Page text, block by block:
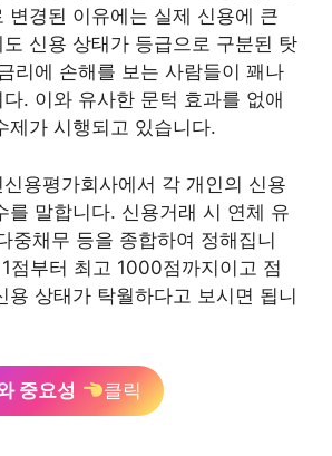
변경된 이유에는 실제 신용에 큰
신용 상태가 등급으로 구분된 탓
리에 손해를 보는 사람들이 꽤나
. 이와 유사한 문턱 효과를 없애
제가 시행되고 있습니다.
용평가회사에서 각 개인의 신용
를 말합니다. 신용거래 시 연체 유
중채무 등을 종합하여 정해집니
점부터 최고 1000점까지이고 점
용 상태가 탁월하다고 보시면 됩니
중요성 클릭